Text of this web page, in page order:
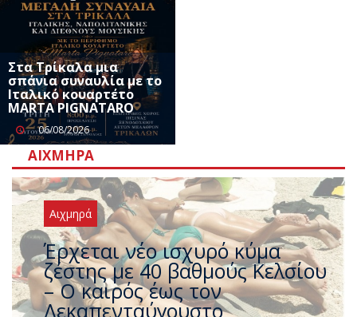
Στα Τρίκαλα μια
σπάνια συναυλία με το
Ιταλικό κουαρτέτο
MARTA PIGNATARO
06/08/2026
ΑΙΧΜΗΡΆ
Αιχμηρά
Άφαντος ο Τσίπρας… την ώρα
που η χώρα καίγεται